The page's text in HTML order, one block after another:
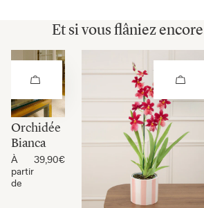
Et si vous flâniez
Orchidée
Bianca
À
partir
de
39,90€